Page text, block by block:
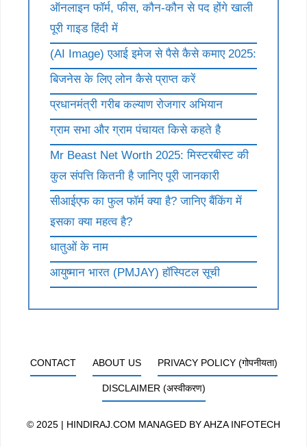
ऑनलाइन फॉर्म, फीस, कौन-कौन से पद होंगे खाली
पूरी गाइड हिंदी में
(AI Image) एआई इमेज से पैसे कैसे कमाए 2025:
बिजनेस के लिए लोन कैसे प्राप्त करें
प्रधानमंत्री गरीब कल्याण रोजगार अभियान
ग्राम सभा और ग्राम पंचायत किसे कहते है
Mr Beast Net Worth 2025: मिस्टरबीस्ट की
कुल संपत्ति कितनी है जानिए पूरी जानकारी
सीआईएफ का फुल फॉर्म क्या है? जानिए बैंकिंग में
इसका क्या महत्व है?
धातुओं के नाम
आयुष्मान भारत (PMJAY) हॉस्पिटल सूची
CONTACT ABOUT US PRIVACY POLICY (गोपनीयता)
DISCLAIMER (अस्वीकरण)
© 2025 | HINDIRAJ.COM MANAGED BYAHZA INFOTECH